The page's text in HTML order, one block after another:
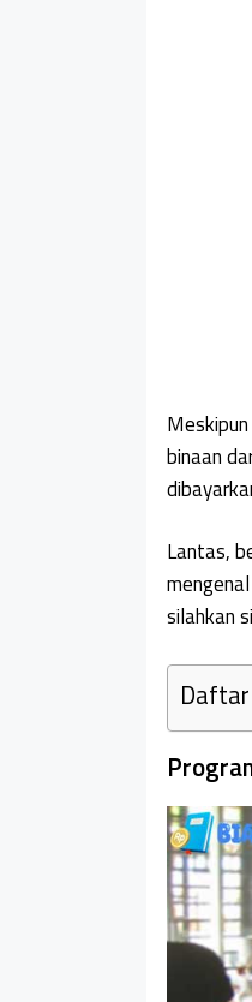
binaan
Lantas,
silahkan